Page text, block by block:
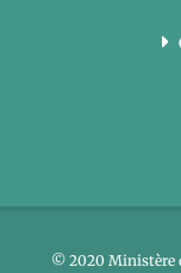
© 2020 Ministère